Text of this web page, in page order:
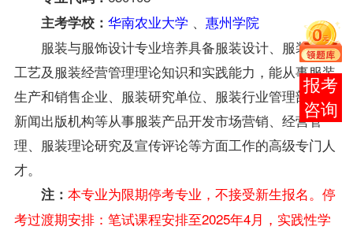
主考学校： 华南农业大学 、 惠州学院
服装与服饰设计专业培养具备服装设计、服装结构
工艺及服装经营管理理论知识和实践能力，能从事服装
生产和销售企业、服装研究单位、服装行业管理部门及
新闻出版机构等从事服装产品开发市场营销、经营管
理、服装理论研究及宣传评论等方面工作的高级专门人
才。
注： 本专业为限期停考专业，不接受新生报名。停
考过渡期安排：笔试课程安排至2025年4月，实践性学
报考
咨询